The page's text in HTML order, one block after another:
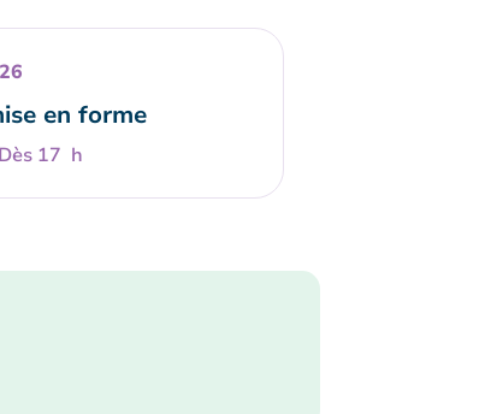
en forme
Dès 17 h